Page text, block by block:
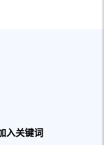
入关键词